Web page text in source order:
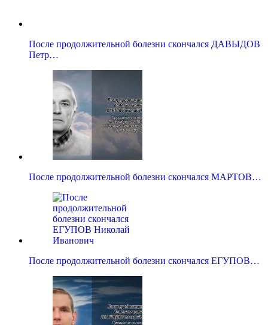
После продолжительной болезни скончался ДАВЫДОВ
Петр…
После продолжительной болезни скончался МАРТОВ…
После продолжительной болезни скончался ЕГУПОВ…